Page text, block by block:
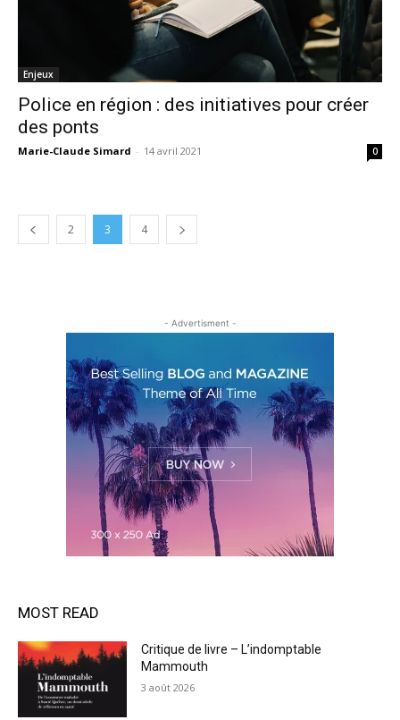
Enjeux
Police en région : des initiatives pour créer
des ponts
Marie-Claude Simard - 14 avril 2021 0
2 3 4
- Advertisment -
MOST READ
Critique de livre – L’indomptable
Mammouth
3 août 2026